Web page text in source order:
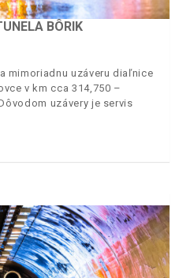
BÔRIK
mimoriadnu uzáveru diaľnice
v km cca 314,750 –
uzávery je servis